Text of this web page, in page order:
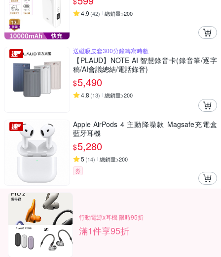
4.9 (42) 總銷量>200
送磁吸皮套300分鐘轉寫時數
【PLAUD】NOTE AI 智慧錄音卡(錄音筆/逐字
稿/AI會議總結/電話錄音)
$5,490
4.8 (13) 總銷量>200
Apple AirPods 4 主動降噪款 Magsafe充電盒
藍牙耳機
$5,280
5 (14) 總銷量>200
券
行動電源x耳機 限時95折
滿1件享95折